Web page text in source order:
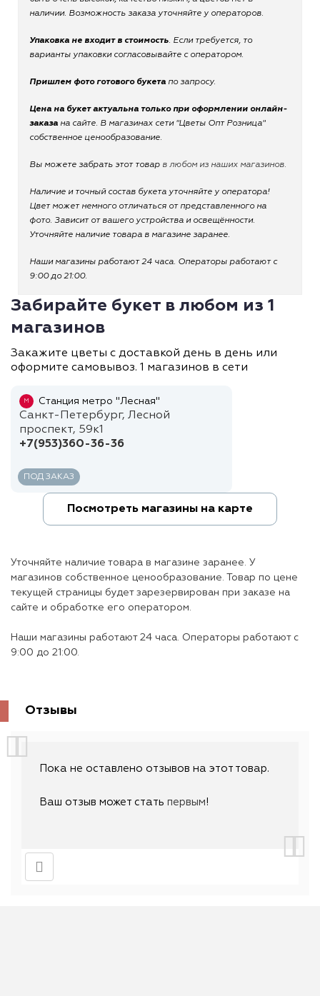
наличии. Возможность заказа уточняйте у операторов.
Упаковка не входит в стоимость. Если требуется, то
варианты упаковки согласовывайте с оператором.
Пришлем фото готового букета по запросу.
Цена на букет актуальна только при оформлении онлайн-
заказа на сайте. В магазинах сети "Цветы Опт Розница"
собственное ценообразование.
Вы можете забрать этот товар в любом из наших магазинов.
Наличие и точный состав букета уточняйте у оператора!
Цвет может немного отличаться от представленного на
фото. Зависит от вашего устройства и освещённости.
Уточняйте наличие товара в магазине заранее.
Наши магазины работают 24 часа. Операторы работают с
9:00 до 21:00.
Забирайте букет в любом из 1
магазинов
Закажите цветы с доставкой день в день или
оформите самовывоз. 1 магазинов в сети
М Станция метро "Лесная"
Санкт-Петербург, Лесной
проспект, 59к1
+7(953)360-36-36
ПОД ЗАКАЗ
Посмотреть магазины на карте
Уточняйте наличие товара в магазине заранее. У
магазинов собственное ценообразование. Товар по цене
текущей страницы будет зарезервирован при заказе на
сайте и обработке его оператором.
Наши магазины работают 24 часа. Операторы работают с
9:00 до 21:00.
Отзывы
Пока не оставлено отзывов на этот товар.
Ваш отзыв может стать первым!